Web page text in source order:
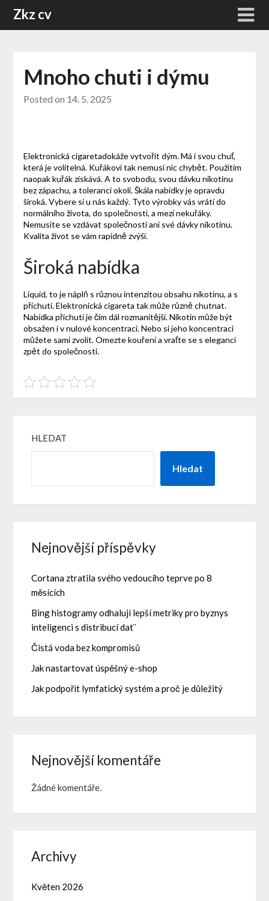
SkipZkz cv
Mnoho chuti i dýmu
Posted on 14. 5. 2025
Elektronická cigaretadokáže vytvořit dým. Má i svou chuť,
která je volitelná. Kuřákovi tak nemusí nic chybět. Použitím
naopak kuřák získává. A to svobodu, svou dávku nikotinu
bez zápachu, a toleranci okolí. Škála nabídky je opravdu
široká. Vybere si u nás každý. Tyto výrobky vás vrátí do
normálního života, do společnosti, a mezi nekuřáky.
Nemusíte se vzdávat společnosti ani své dávky nikotinu.
Kvalita život se vám rapidně zvýší.
Široká nabídka
Liquid, to je náplň s různou intenzitou obsahu nikotinu, a s
příchutí.Elektronická cigareta tak může různě chutnat.
Nabídka příchutí je čím dál rozmanitější. Nikotin může být
obsažen i v nulové koncentraci. Nebo si jeho koncentraci
můžete sami zvolit. Omezte kouření a vraťte se s elegancí
zpět do společnosti.
HLEDAT
Hledat
Nejnovější příspěvky
Cortana ztratila svého vedoucího teprve po 8
měsících
Bing histogramy odhalují lepší metriky pro byznys
inteligenci s distribucí dat¨
Čistá voda bez kompromisů
Jak nastartovat úspěšný e-shop
Jak podpořit lymfatický systém a proč je důležitý
Nejnovější komentáře
Žádné komentáře.
Archivy
Květen 2026